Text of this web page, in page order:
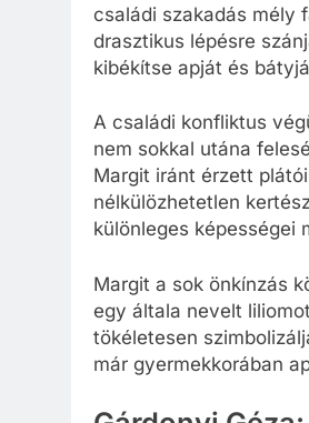
családi szakadás mély
drasztikus lépésre
kibékítse apját és
A családi konfliktus
nem sokkal utána
Margit iránt érzett
nélkülözhetetlen
különleges képességei
Margit a sok önkínzás
egy általa nevelt
tökéletesen
már gyermekkorában